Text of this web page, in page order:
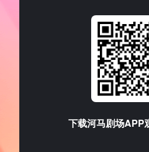
下载河马剧场APP